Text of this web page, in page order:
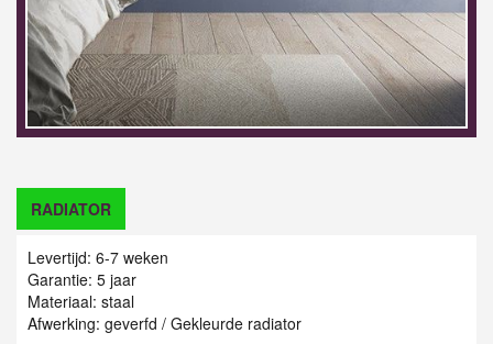
RADIATOR
Levertijd: 6-7 weken
Garantie: 5 jaar
Materiaal: staal
Afwerking: geverfd / Gekleurde radiator